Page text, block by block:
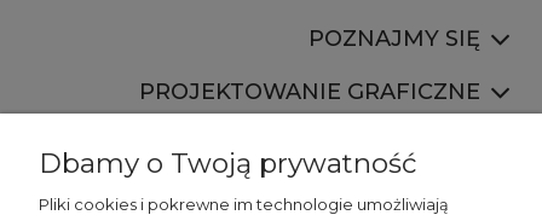
POZNAJMY SIĘ
PROJEKTOWANIE GRAFICZNE
Dbamy o Twoją prywatność
Pliki cookies i pokrewne im technologie umożliwiają